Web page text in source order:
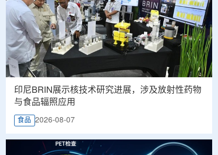
印尼BRIN展示核技术研究进展，涉及放射性药物
与食品辐照应用
食品 2026-08-07